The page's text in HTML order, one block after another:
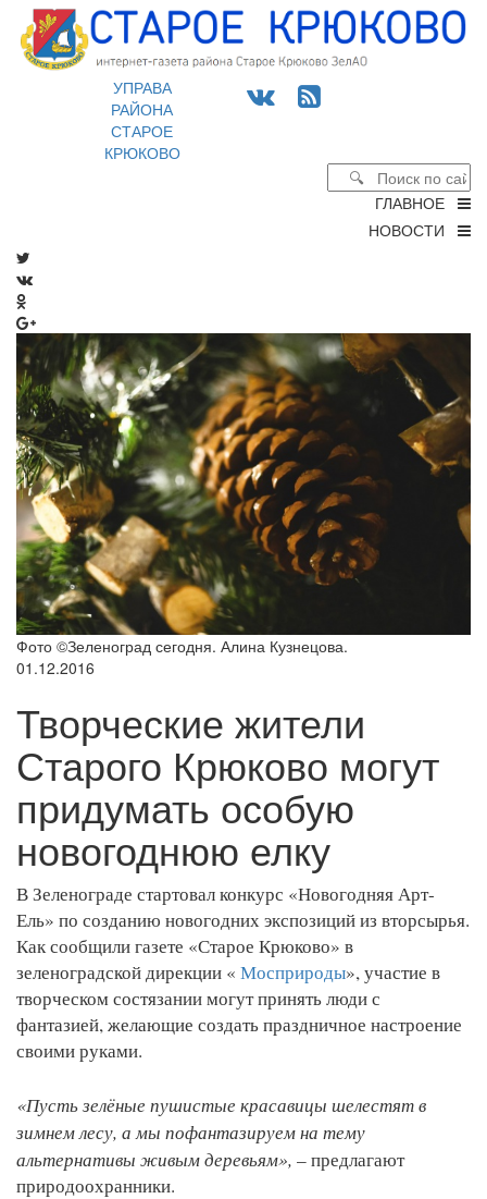
УПРАВА
РАЙОНА
СТАРОЕ
КРЮКОВО
ГЛАВНОЕ
НОВОСТИ
Фото ©Зеленоград сегодня. Алина Кузнецова.
01.12.2016
Творческие жители
Старого Крюково могут
придумать особую
новогоднюю елку
В Зеленограде стартовал конкурс «Новогодняя Арт-
Ель» по созданию новогодних экспозиций из вторсырья.
Как сообщили газете «Старое Крюково» в
зеленоградской дирекции « Мосприроды», участие в
творческом состязании могут принять люди с
фантазией, желающие создать праздничное настроение
своими руками.
«Пусть зелёные пушистые красавицы шелестят в
зимнем лесу, а мы пофантазируем на тему
альтернативы живым деревьям», – предлагают
природоохранники.